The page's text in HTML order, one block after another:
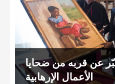
عن قربه من ضحايا
الأعمال الإرهابية